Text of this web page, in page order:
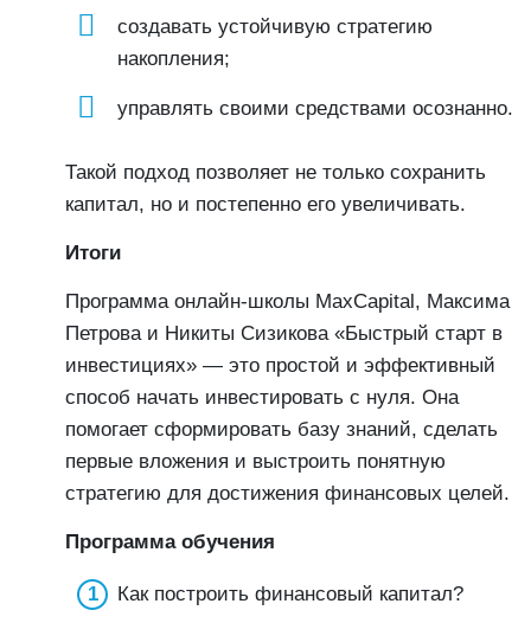
создавать устойчивую стратегию
накопления;
управлять своими средствами осознанно.
Такой подход позволяет не только сохранить
капитал, но и постепенно его увеличивать.
Итоги
Программа онлайн-школы MaxCapital, Максима
Петрова и Никиты Сизикова «Быстрый старт в
инвестициях» — это простой и эффективный
способ начать инвестировать с нуля. Она
помогает сформировать базу знаний, сделать
первые вложения и выстроить понятную
стратегию для достижения финансовых целей.
Программа обучения
Как построить финансовый капитал?